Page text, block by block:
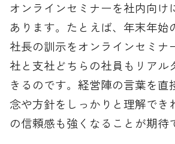
オンラインセミナーを社内向け
あります。たとえば、年末年始
社長の訓示をオンラインセミナ
社と支社どちらの社員もリアル
きるのです。経営陣の言葉を直
念や方針をしっかりと理解でき
の信頼感も強くなることが期待